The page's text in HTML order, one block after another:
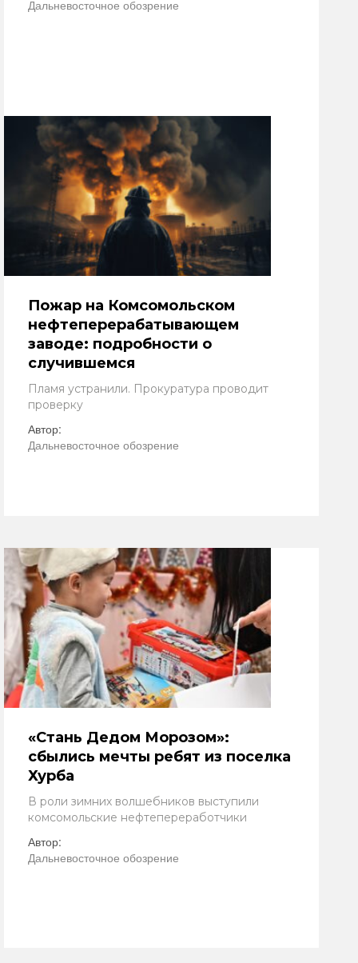
Дальневосточное обозрение
Пожар на Комсомольском
нефтеперерабатывающем
заводе: подробности о
случившемся
Пламя устранили. Прокуратура проводит
проверку
Автор:
Дальневосточное обозрение
«Стань Дедом Морозом»:
сбылись мечты ребят из поселка
Хурба
В роли зимних волшебников выступили
комсомольские нефтепереработчики
Автор:
Дальневосточное обозрение